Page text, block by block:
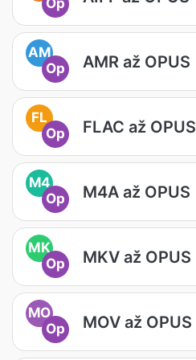
Op
AM
Op
AMR až OPUS
FL
Op
FLAC až OPUS
M4
Op
M4A až OPUS
MK
Op
MKV až OPUS
MO
Op
MOV až OPUS